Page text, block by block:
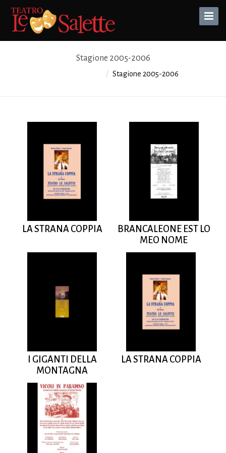
Toggle
Stagione 2005-2006
Stagione 2005-2006
LA STRANA COPPIA
BRANCALEONE EST LO
MEO NOME
I GIGANTI DELLA
MONTAGNA
LA STRANA COPPIA